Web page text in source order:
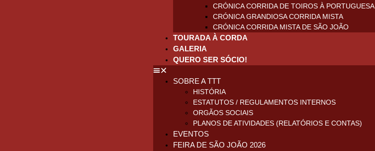
CRÓNICA CORRIDA DE TOIROS À PORTUGUESA
CRÓNICA GRANDIOSA CORRIDA MISTA
CRÓNICA CORRIDA MISTA DE SÃO JOÃO
TOURADA À CORDA
GALERIA
QUERO SER SÓCIO!
SOBRE A TTT
HISTÓRIA
ESTATUTOS / REGULAMENTOS INTERNOS
ORGÃOS SOCIAIS
PLANOS DE ATIVIDADES (RELATÓRIOS E CONTAS)
EVENTOS
FEIRA DE SÃO JOÃO 2026